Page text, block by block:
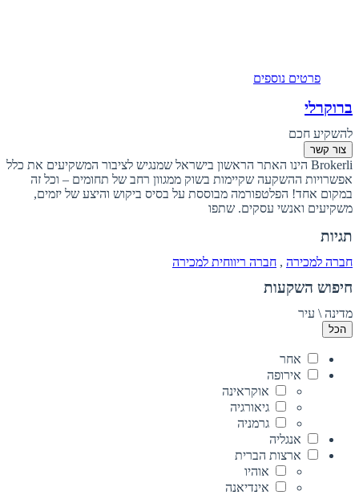
פרטים נוספים
ברוקרלי
להשקיע חכם
צור קשר
Brokerli הינו האתר הראשון בישראל שמנגיש לציבור המשקיעים את כלל
אפשרויות ההשקעה שקיימות בשוק ממגוון רחב של תחומים – וכל זה
במקום אחד! הפלטפורמה מבוססת על בסיס ביקוש והיצע של יזמים,
משקיעים ואנשי עסקים. שתפו
תגיות
חברה למכירה , חברה ריווחית למכירה
חיפוש השקעות
מדינה \ עיר
הכל
אחר
אירופה
אוקראינה
גיאורגיה
גרמניה
אנגליה
ארצות הברית
אוהיו
אינדיאנה